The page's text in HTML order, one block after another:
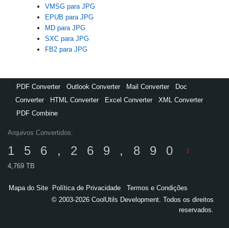
VMSG para JPG
EPUB para JPG
MD para JPG
SXC para JPG
FB2 para JPG
PDF Converter Outlook Converter Mail Converter
Doc
Converter
HTML Converter Excel Converter XML Converter
PDF Combine
Arquivos Convertidos:
156,269,890
/
4,769 TB
Mapa do Site Política de Privacidade
Termos e Condições
© 2003-2026 CoolUtils Development. Todos os direitos
reservados.